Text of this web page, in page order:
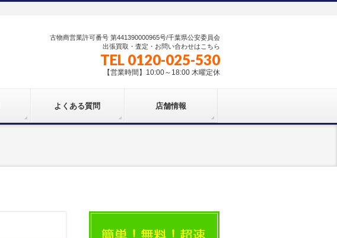
古物商営業許可番号 第441390000965号/千葉県公安委員会
出張買取・査定・お問い合わせはこちら
TEL 0120-025-530
【営業時間】10:00～18:00 木曜定休
よくある質問 店舗情報